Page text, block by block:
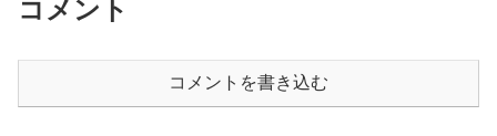
コメント
コメントを書き込む